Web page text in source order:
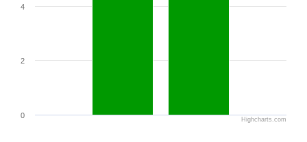
0
2
4
Highcharts.com